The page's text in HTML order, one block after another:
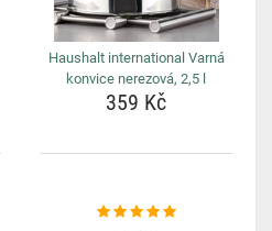
Haushalt international Varná
konvice nerezová, 2,5 l
359 Kč